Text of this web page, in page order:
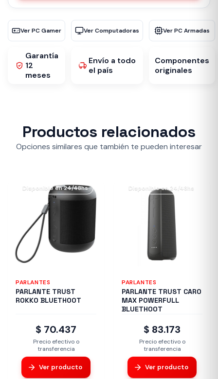
Ver PC Gamer Ver Computadoras Ver PC Armadas
Garantía
12
meses
Envío a todo
el país
Componentes
originales
Productos relacionados
Opciones similares que también te pueden interesar
Disponible en 24/48hs
PARLANTES
PARLANTE TRUST
ROKKO BLUETHOOT
$ 70.437
Precio efectivo o
transferencia
Ver producto
Disponible en 24/48hs
PARLANTES
PARLANTE TRUST CARO
MAX POWERFULL
BLUETHOOT
$ 83.173
Precio efectivo o
transferencia
Ver producto